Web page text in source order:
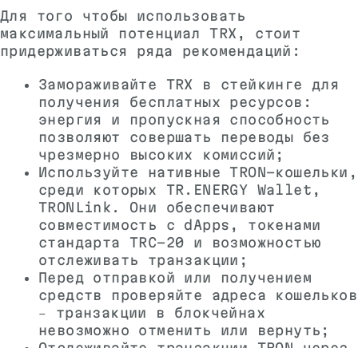
Для того чтобы использовать
максимальный потенциал TRX, стоит
придерживаться ряда рекомендаций:
Замораживайте TRX в стейкинге для
получения бесплатных ресурсов:
энергия и пропускная способность
позволяют совершать переводы без
чрезмерно высоких комиссий;
Используйте нативные TRON-кошельки,
среди которых TR.ENERGY Wallet,
TRONLink. Они обеспечивают
совместимость с dApps, токенами
стандарта TRC-20 и возможностью
отслеживать транзакции;
Перед отправкой или получением
средств проверяйте адреса кошельков
– транзакции в блокчейнах
невозможно отменить или вернуть;